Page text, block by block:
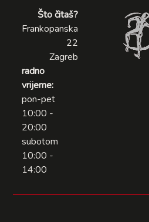
Što čitaš?
Frankopanska
22
Zagreb
radno
vrijeme:
pon-pet
10:00 -
20:00
subotom
10:00 -
14:00